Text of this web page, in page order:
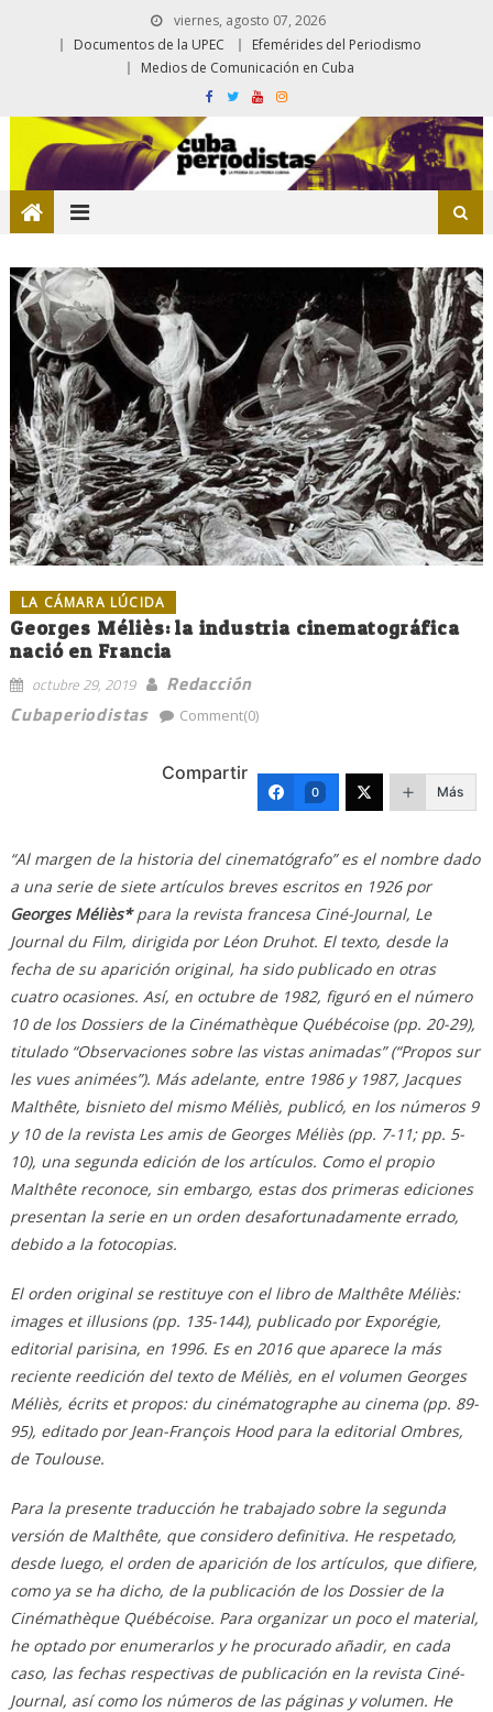
viernes, agosto 07, 2026
Documentos de la UPEC
Efemérides del Periodismo
Medios de Comunicación en Cuba
LA CÁMARA LÚCIDA
Georges Méliès: la industria cinematográfica
nació en Francia
octubre 29, 2019
Redacción
Cubaperiodistas
Comment(0)
Compartir
0 Más
“Al margen de la historia del cinematógrafo” es el nombre dado
a una serie de siete artículos breves escritos en 1926 por
Georges Méliès*para la revista francesa Ciné-Journal, Le
Journal du Film, dirigida por Léon Druhot. El texto, desde la
fecha de su aparición original, ha sido publicado en otras
cuatro ocasiones. Así, en octubre de 1982, figuró en el número
10 de los Dossiers de la Cinémathèque Québécoise (pp. 20-29),
titulado “Observaciones sobre las vistas animadas” (“Propos sur
les vues animées”). Más adelante, entre 1986 y 1987, Jacques
Malthête, bisnieto del mismo Méliès, publicó, en los números 9
y 10 de la revista Les amis de Georges Méliès (pp. 7-11; pp. 5-
10), una segunda edición de los artículos. Como el propio
Malthête reconoce, sin embargo, estas dos primeras ediciones
presentan la serie en un orden desafortunadamente errado,
debido a la fotocopias.
El orden original se restituye con el libro de Malthête Méliès:
images et illusions (pp. 135-144), publicado por Exporégie,
editorial parisina, en 1996. Es en 2016 que aparece la más
reciente reedición del texto de Méliès, en el volumen Georges
Méliès, écrits et propos: du cinématographe au cinema (pp. 89-
95), editado por Jean-François Hood para la editorial Ombres,
de Toulouse.
Para la presente traducción he trabajado sobre la segunda
versión de Malthête, que considero definitiva. He respetado,
desde luego, el orden de aparición de los artículos, que difiere,
como ya se ha dicho, de la publicación de los Dossier de la
Cinémathèque Québécoise. Para organizar un poco el material,
he optado por enumerarlos y he procurado añadir, en cada
caso, las fechas respectivas de publicación en la revista Ciné-
Journal, así como los números de las páginas y volumen. He